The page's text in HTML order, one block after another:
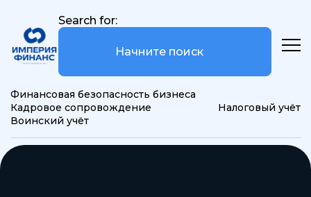
Search for:
Финансовая безопасность бизнеса
Кадровое сопровождение
Налоговый учёт
Воинский учёт